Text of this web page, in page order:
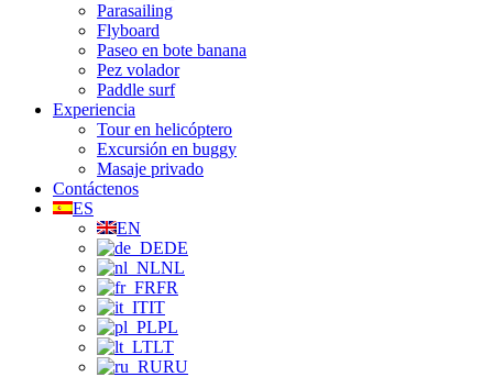
Parasailing
Flyboard
Paseo en bote banana
Pez volador
Paddle surf
Experiencia
Tour en helicóptero
Excursión en buggy
Masaje privado
Contáctenos
ES
EN
DE
NL
FR
IT
PL
LT
RU